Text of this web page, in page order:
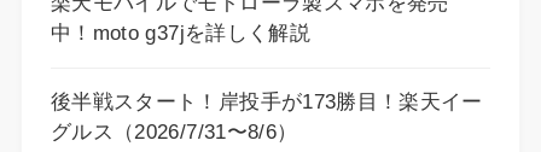
中！moto g37jを詳しく解説
後半戦スタート！岸投手が173勝目！楽天イー
グルス（2026/7/31〜8/6）